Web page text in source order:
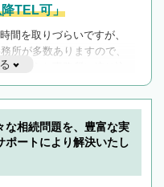
TEL可」
間を取りづらいですが、
所が多数ありますので、
のような事務所に絞り込
の条件
検索
な相続問題を、豊富な実
ポートにより解決いたし